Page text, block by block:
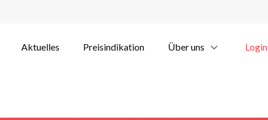
Aktuelles Preisindikation Über uns Login